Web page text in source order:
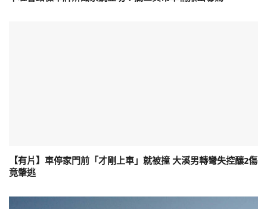
【有片】車停家門前「才剛上車」就被撞 大溪男轉彎失控釀2傷
竟肇逃